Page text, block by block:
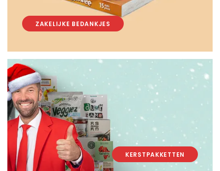
ZAKELIJKE BEDANKJES
KERSTPAKKETTEN